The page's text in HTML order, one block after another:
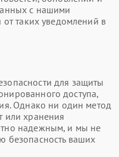
с нашими
от таких уведомлений в
для защиты
доступа,
Однако ни один метод
или хранения
надежным, и мы не
безопасность ваших